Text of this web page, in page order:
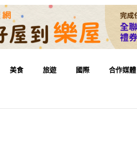
美食 旅遊 國際 合作媒體